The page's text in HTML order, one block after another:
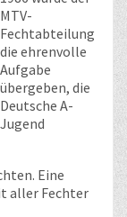
MTV-
Fechtabteilung
die ehrenvolle
Aufgabe
übergeben, die
Deutsche A-
Jugend
Eine
aller Fechter